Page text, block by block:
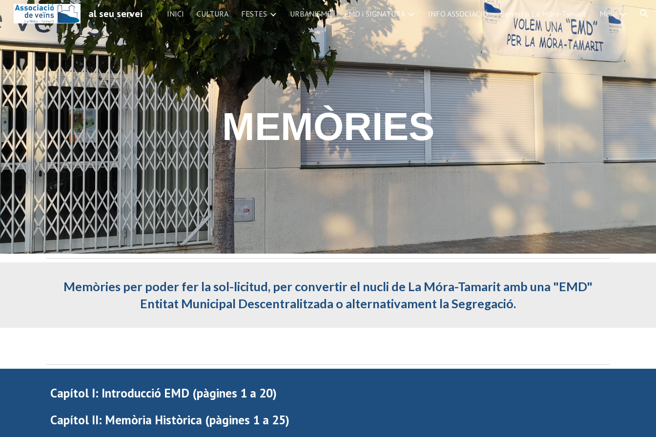
Skip to main content Skip to navigation
al seu servei INICI CULTURA FESTES URBANISME EMD i SIGNATURA INFO ASSOCIACIÓ Serveis a La Móra-Tamarit More
MEMÒRIES
Memòries per poder fer la sol-licitud, per convertir el nucli de La Móra-Tamarit amb una "EMD"
Entitat Municipal Descentralitzada o alternativament la Segregació.
Capítol I: Introducció EMD (pàgines 1 a 20)
Capítol II: Memòria Històrica (pàgines 1 a 25)